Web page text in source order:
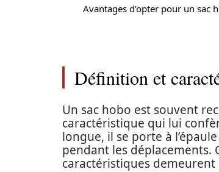
Avantages d’opter pour un sac
Définition et
Un sac hobo est souvent
caractéristique qui lui
longue, il se porte à
pendant les déplacements.
caractéristiques demeurent